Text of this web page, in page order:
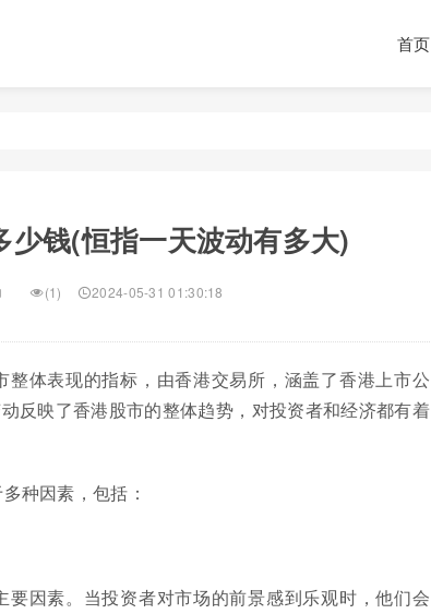
首页
少钱(恒指一天波动有多大)
(1) 2024-05-31 01:30:18
体表现的指标，由香港交易所，涵盖了香港上市公
反映了香港股市的整体趋势，对投资者和经济都有着
种因素，包括：
因素。当投资者对市场的前景感到乐观时，他们会